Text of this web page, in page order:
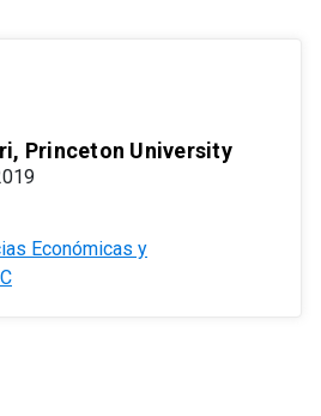
Princeton University
Económicas y